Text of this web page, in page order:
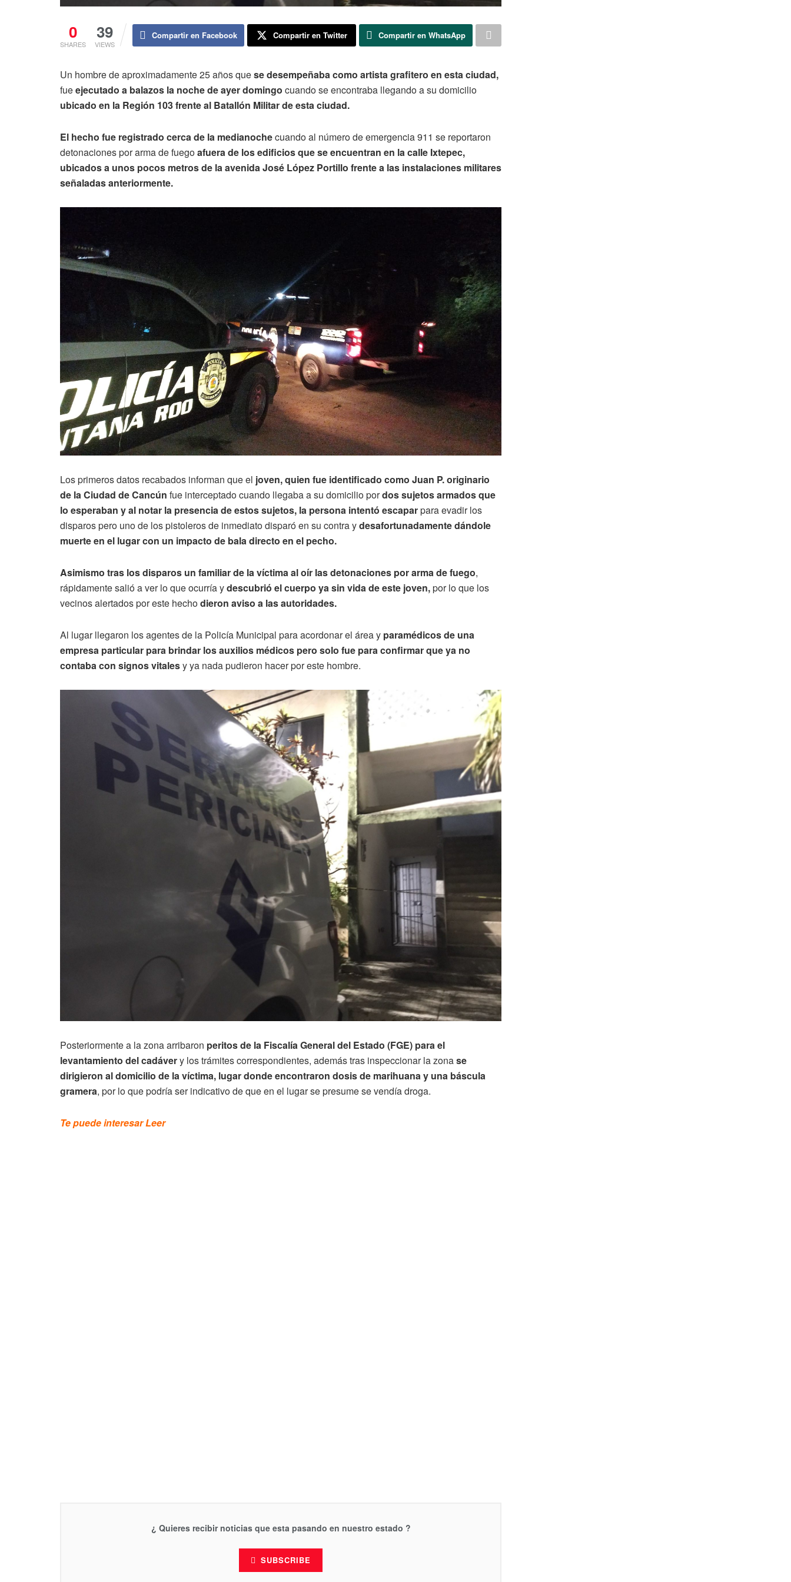
0
SHARES
39
VIEWS
Compartir en Facebook Compartir en Twitter Compartir en WhatsApp
Un hombre de aproximadamente 25 años quese desempeñaba como artista grafitero en esta ciudad,
fueejecutado a balazos la noche de ayer domingo cuando se encontraba llegando a su domicilio
ubicado en la Región 103 frente al Batallón Militar de esta ciudad.
El hecho fue registrado cerca de la medianochecuando al número de emergencia 911 se reportaron
detonaciones por arma de fuegoafuera de los edificios que se encuentran en la calle Ixtepec,
ubicados a unos pocos metros de la avenida José López Portillo frente a las instalaciones militares
señaladas anteriormente.
Los primeros datos recabados informan que el joven, quien fue identificado como Juan P. originario
de la Ciudad de Cancún fue interceptado cuando llegaba a su domicilio pordos sujetos armados que
lo esperaban y al notar la presencia de estos sujetos, la persona intentó escaparpara evadir los
disparos pero uno de los pistoleros de inmediato disparó en su contra ydesafortunadamente dándole
muerte en el lugar con un impacto de bala directo en el pecho.
Asimismo tras los disparos un familiar de la víctima al oír las detonaciones por arma de fuego,
rápidamente salió a ver lo que ocurría ydescubrió el cuerpo ya sin vida de este joven,por lo que los
vecinos alertados por este hechodieron aviso a las autoridades.
Al lugar llegaron los agentes de la Policía Municipal para acordonar el área y paramédicos de una
empresa particular para brindar los auxilios médicos pero solo fue para confirmar que ya no
contaba con signos vitalesy ya nada pudieron hacer por este hombre.
Posteriormente a la zona arribaron peritos de la Fiscalía General del Estado (FGE) para el
levantamiento del cadávery los trámites correspondientes, además tras inspeccionar la zonase
dirigieron al domicilio de la víctima, lugar donde encontraron dosis de marihuana y una báscula
gramera, por lo que podría ser indicativo de que en el lugar se presume se vendía droga.
Te puede interesar Leer
¿ Quieres recibir noticias que esta pasando en nuestro estado ?
SUBSCRIBE